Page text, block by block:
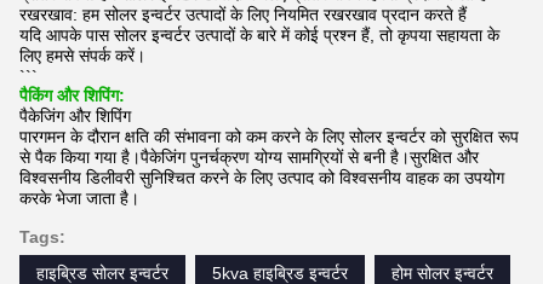
रखरखाव: हम सोलर इन्वर्टर उत्पादों के लिए नियमित रखरखाव प्रदान करते हैं
यदि आपके पास सोलर इन्वर्टर उत्पादों के बारे में कोई प्रश्न हैं, तो कृपया सहायता के
लिए हमसे संपर्क करें।
```
पैकिंग और शिपिंग:
पैकेजिंग और शिपिंग
पारगमन के दौरान क्षति की संभावना को कम करने के लिए सोलर इन्वर्टर को सुरक्षित रूप
से पैक किया गया है।पैकेजिंग पुनर्चक्रण योग्य सामग्रियों से बनी है।सुरक्षित और
विश्वसनीय डिलीवरी सुनिश्चित करने के लिए उत्पाद को विश्वसनीय वाहक का उपयोग
करके भेजा जाता है।
Tags:
हाइब्रिड सोलर इन्वर्टर
5kva हाइब्रिड इन्वर्टर होम सोलर इन्वर्टर